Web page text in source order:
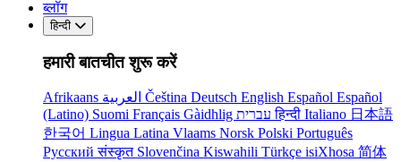
ब्लॉग
हिन्दी
हमारी बातचीत शुरू करें
Afrikaans Čeština Deutsch English Español Español
(Latino) Suomi Français Gàidhlig עבריתहिन्दी Italiano 日本語
한국어 Lingua Latina Vlaams Norsk Polski Português
Русскийसंस्कृत Slovenčina Kiswahili Türkçe isiXhosa 简体